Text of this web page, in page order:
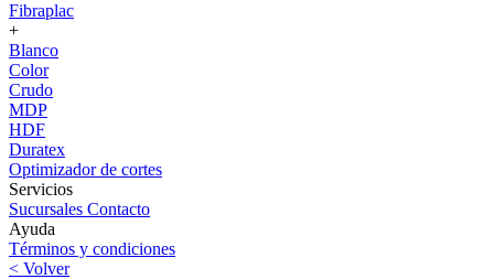
Fibraplac
+
Blanco
Color
Crudo
MDP
HDF
Duratex
Optimizador de cortes
Servicios
Sucursales Contacto
Ayuda
Términos y condiciones
< Volver